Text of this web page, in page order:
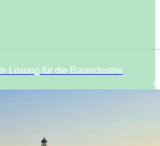
Lösung für die Bauindustrie